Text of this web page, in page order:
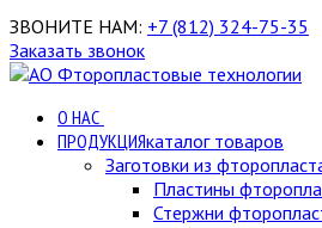
ЗВОНИТЕ НАМ: +7 (812) 324-75-35
Заказать звонок
О НАС
ПРОДУКЦИЯкаталог товаров
Заготовки из
Пластины
Стержни